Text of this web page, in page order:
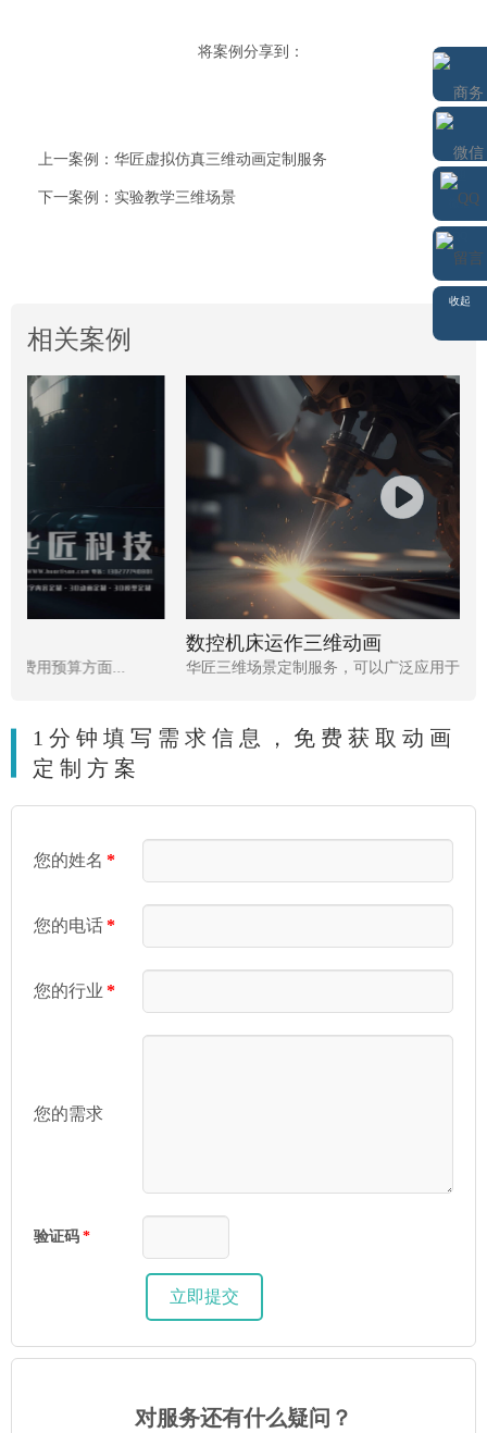
将案例分享到：
上一案例：华匠虚拟仿真三维动画定制服务
下一案例：实验教学三维场景
相关案例
数控机床运作三维动画
华匠三维场景定制服务，可以广泛应用于建筑业、室内设...
1分钟填写需求信息，免费获取动画
定制方案
您的姓名 *
您的电话*
您的行业 *
您的需求
验证码 *
对服务还有什么疑问？
商务通
微信
QQ
留言
收起